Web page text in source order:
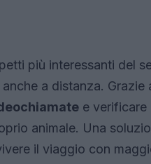
più interessanti del
a distanza. Grazie
e verificare
animale. Una
il viaggio con